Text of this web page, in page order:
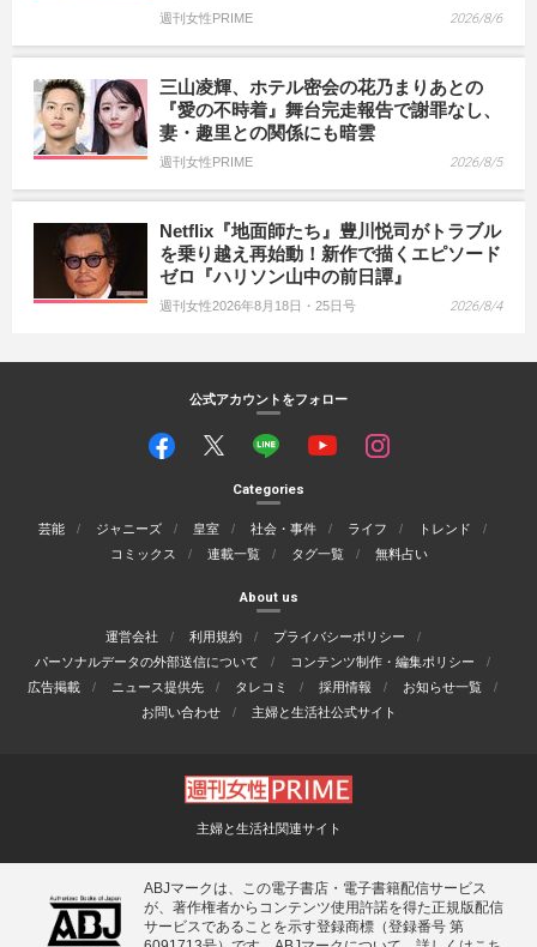
週刊女性PRIME 2026/8/6
三山凌輝、ホテル密会の花乃まりあとの
『愛の不時着』舞台完走報告で謝罪なし、
妻・趣里との関係にも暗雲
週刊女性PRIME 2026/8/5
Netflix『地面師たち』豊川悦司がトラブル
を乗り越え再始動！新作で描くエピソード
ゼロ『ハリソン山中の前日譚』
週刊女性2026年8月18日・25日号 2026/8/4
公式アカウントをフォロー
Categories
芸能 ジャニーズ 皇室 社会・事件 ライフ
トレンド
コミックス
連載一覧 タグ一覧 無料占い
About us
運営会社 利用規約
プライバシーポリシー
パーソナルデータの外部送信について
コンテンツ制作・編集ポリシー
広告掲載
ニュース提供先 タレコミ 採用情報
お知らせ一覧
お問い合わせ
主婦と生活社公式サイト
主婦と生活社関連サイト
ABJマークは、この電子書店・電子書籍配信サービス
が、著作権者からコンテンツ使用許諾を得た正規版配信
サービスであることを示す登録商標（登録番号 第